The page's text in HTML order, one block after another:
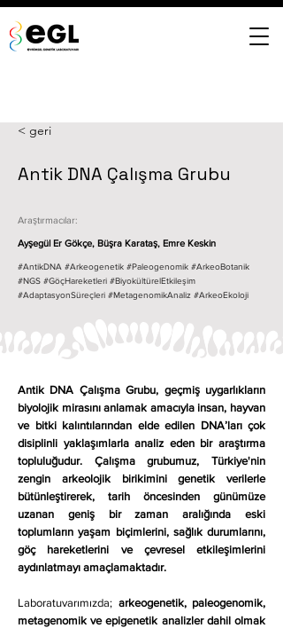
< geri
Antik DNA Çalışma Grubu
Araştırmacılar:
Ayşegül Er Gökçe, Büşra Karataş, Emre Keskin
#AntikDNA #Arkeogenetik #Paleogenomik #ArkeoBotanik
#NGS #GöçHareketleri #BiyokültürelEtkileşim
#AdaptasyonSüreçleri #MetagenomikAnaliz #ArkeoEkoloji
Antik DNA Çalışma Grubu, geçmiş uygarlıkların
biyolojik mirasını anlamak amacıyla insan, hayvan
ve bitki kalıntılarından elde edilen DNA’ları çok
disiplinli yaklaşımlarla analiz eden bir araştırma
topluluğudur. Çalışma grubumuz, Türkiye'nin
zengin arkeolojik birikimini genetik verilerle
bütünleştirerek, tarih öncesinden günümüze
uzanan geniş bir zaman aralığında eski
toplumların yaşam biçimlerini, sağlık durumlarını,
göç hareketlerini ve çevresel etkileşimlerini
aydınlatmayı amaçlamaktadır.
Laboratuvarımızda; arkeogenetik, paleogenomik,
metagenomik ve epigenetik analizler dahil olmak